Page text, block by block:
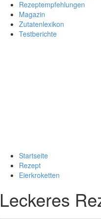
Rezeptempfehlungen
Magazin
Zutatenlexikon
Testberichte
Startseite
Rezept
Eierkroketten
Leckeres